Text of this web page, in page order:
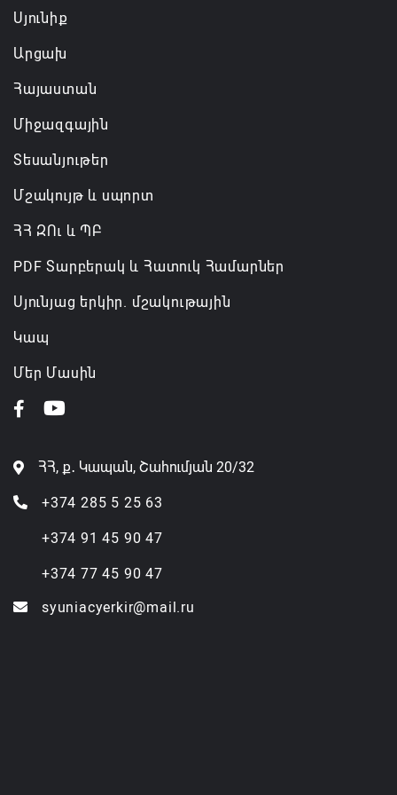
Սյունիք
Արցախ
Հայաստան
Միջազգային
Տեսանյութեր
Մշակույթ և սպորտ
ՀՀ ԶՈւ և ՊԲ
PDF Տարբերակ և Հատուկ Համարներ
Սյունյաց երկիր. մշակութային
Կապ
Մեր Մասին
ՀՀ, ք․ Կապան, Շահումյան 20/32
+374 285 5 25 63
+374 91 45 90 47
+374 77 45 90 47
syuniacyerkir@mail.ru